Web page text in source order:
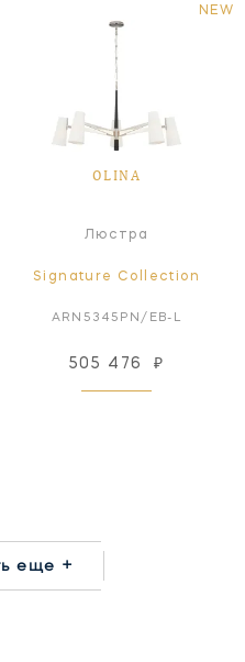
NEW
OLINA
Люстра
Signature Collection
ARN5345PN/EB-L
505 476 ₽
еще +